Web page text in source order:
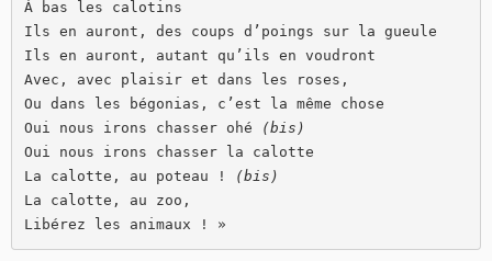
À bas les calotins
Ils en auront, des coups d’poings sur la gueule
Ils en auront, autant qu’ils en voudront
Avec, avec plaisir et dans les roses,
Ou dans les bégonias, c’est la même chose
Oui nous irons chasser ohé
(bis)
Oui nous irons chasser la calotte
La calotte, au poteau !
(bis)
La calotte, au zoo,
Libérez les animaux ! »